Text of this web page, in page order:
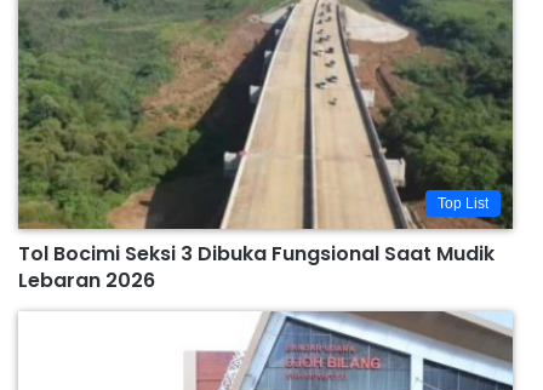
Top List
Tol Bocimi Seksi 3 Dibuka Fungsional Saat Mudik
Lebaran 2026